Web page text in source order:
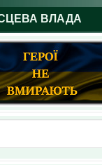
ВЛАДА